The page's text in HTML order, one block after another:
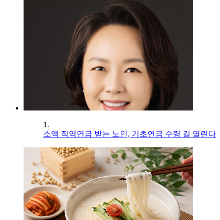
1.
소액 직역연금 받는 노인, 기초연금 수령 길 열린다